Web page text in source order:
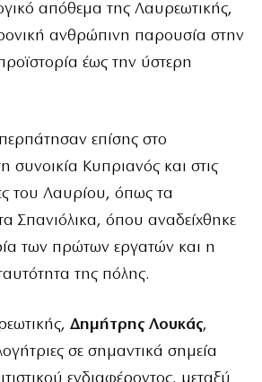
απόθεμα της Λαυρεωτικής,
ανθρώπινη παρουσία στην
έως την ύστερη
επίσης στο
συνοικία Κυπριανός και στις
του Λαυρίου, όπως τα
Σπανιόλικα, όπου αναδείχθηκε
των πρώτων εργατών και η
της πόλης.
Δημήτρης Λουκάς,
σε σημαντικά σημεία